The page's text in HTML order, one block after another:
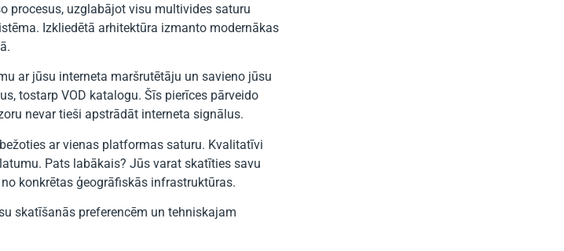
procesus, uzglabājot visu multivides saturu
Izkliedētā arhitektūra izmanto modernākas
ar jūsu interneta maršrutētāju un savieno jūsu
tostarp VOD katalogu. Šīs pierīces pārveido
nevar tieši apstrādāt interneta signālus.
ar vienas platformas saturu. Kvalitatīvi
Pats labākais? Jūs varat skatīties savu
konkrētas ģeogrāfiskās infrastruktūras.
skatīšanās preferencēm un tehniskajam